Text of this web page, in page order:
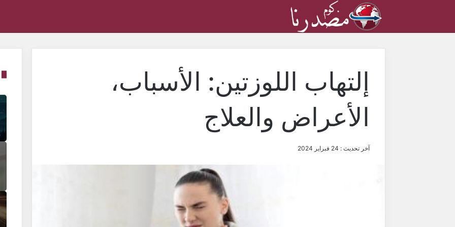
إلتهاب اللوزتين: الأسباب،
الأعراض والعلاج
آخر تحديث : 24 فبراير 2024